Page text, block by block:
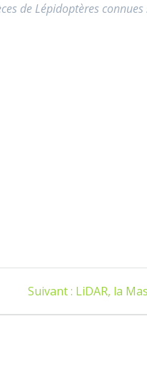
de Lépidoptères connues
Suivant : Article
LiDAR, la